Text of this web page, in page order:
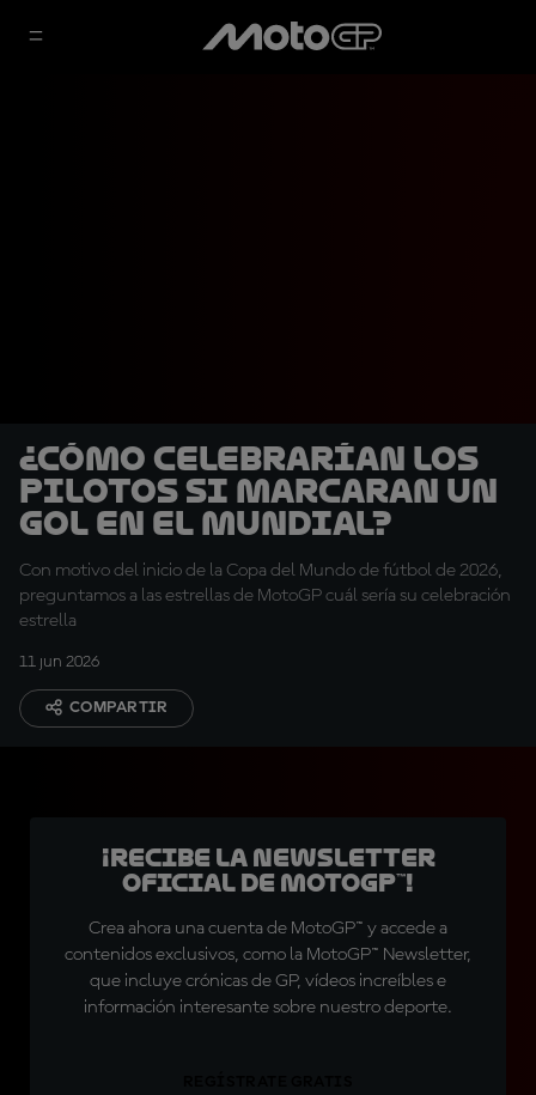
¿Cómo celebrarían los
pilotos si marcaran un
gol en el Mundial?
Con motivo del inicio de la Copa del Mundo de fútbol de 2026,
preguntamos a las estrellas de MotoGP cuál sería su celebración
estrella
11 jun 2026
COMPARTIR
¡Recibe la Newsletter
oficial de MotoGP™!
Crea ahora una cuenta de MotoGP™ y accede a
contenidos exclusivos, como la MotoGP™ Newsletter,
que incluye crónicas de GP, vídeos increíbles e
información interesante sobre nuestro deporte.